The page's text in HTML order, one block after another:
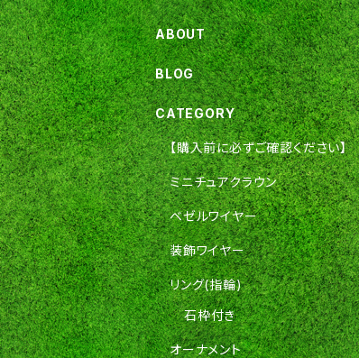
ABOUT
BLOG
CATEGORY
【購入前に必ずご確認ください】
ミニチュアクラウン
ベゼルワイヤー
装飾ワイヤー
リング(指輪)
石枠付き
オーナメント